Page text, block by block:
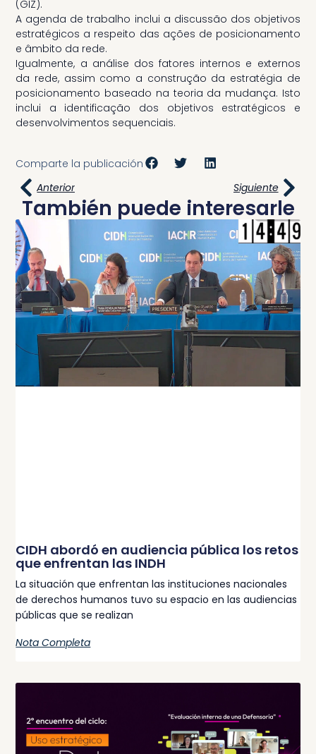
(GIZ).
A agenda de trabalho inclui a discussão dos objetivos
estratégicos a respeito das ações de posicionamento
e âmbito da rede.
Igualmente, a análise dos fatores internos e externos
da rede, assim como a construção da estratégia de
posicionamento baseado na teoria da mudança. Isto
inclui a identificação dos objetivos estratégicos e
desenvolvimentos sequenciais.
Comparte la publicación
Anterior
Siguiente
También puede interesarle
CIDH abordó en audiencia pública los retos
que enfrentan las INDH
La situación que enfrentan las instituciones nacionales
de derechos humanos tuvo su espacio en las audiencias
públicas que se realizan
Nota Completa